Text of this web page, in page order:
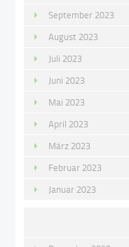
September 2023
August 2023
Juli 2023
Juni 2023
Mai 2023
April 2023
März 2023
Februar 2023
Januar 2023